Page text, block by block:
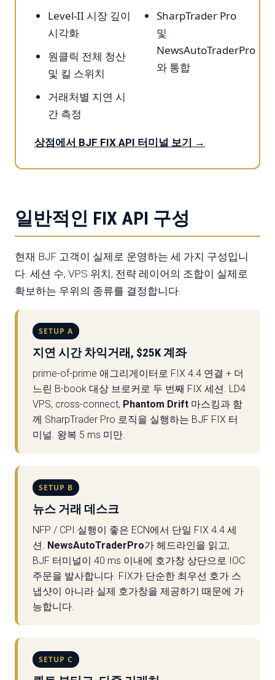
Level-II 시장 깊이
시각화
원클릭 전체 청산
및 킬 스위치
거래처별 지연 시
간 측정
SharpTrader Pro
및
NewsAutoTraderPro
와 통합
상점에서 BJF FIX API 터미널 보기 →
일반적인 FIX API 구성
현재 BJF 고객이 실제로 운영하는 세 가지 구성입니
다. 세션 수, VPS 위치, 전략 레이어의 조합이 실제로
확보하는 우위의 종류를 결정합니다.
SETUP A
지연 시간 차익거래, $25K 계좌
prime-of-prime 애그리게이터로 FIX 4.4 연결 + 더
느린 B-book 대상 브로커로 두 번째 FIX 세션. LD4
VPS, cross-connect, Phantom Drift 마스킹과 함
께 SharpTrader Pro 로직을 실행하는 BJF FIX 터
미널. 왕복 5 ms 미만.
SETUP B
뉴스 거래 데스크
NFP / CPI 실행이 좋은 ECN에서 단일 FIX 4.4 세
션. NewsAutoTraderPro가 헤드라인을 읽고,
BJF 터미널이 40 ms 이내에 호가창 상단으로 IOC
주문을 발사합니다. FIX가 단순한 최우선 호가 스
냅샷이 아니라 실제 호가창을 제공하기 때문에 가
능합니다.
SETUP C